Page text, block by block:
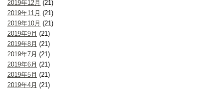
2019年12月 (21)
2019年11月 (21)
2019年10月 (21)
2019年9月 (21)
2019年8月 (21)
2019年7月 (21)
2019年6月 (21)
2019年5月 (21)
2019年4月 (21)